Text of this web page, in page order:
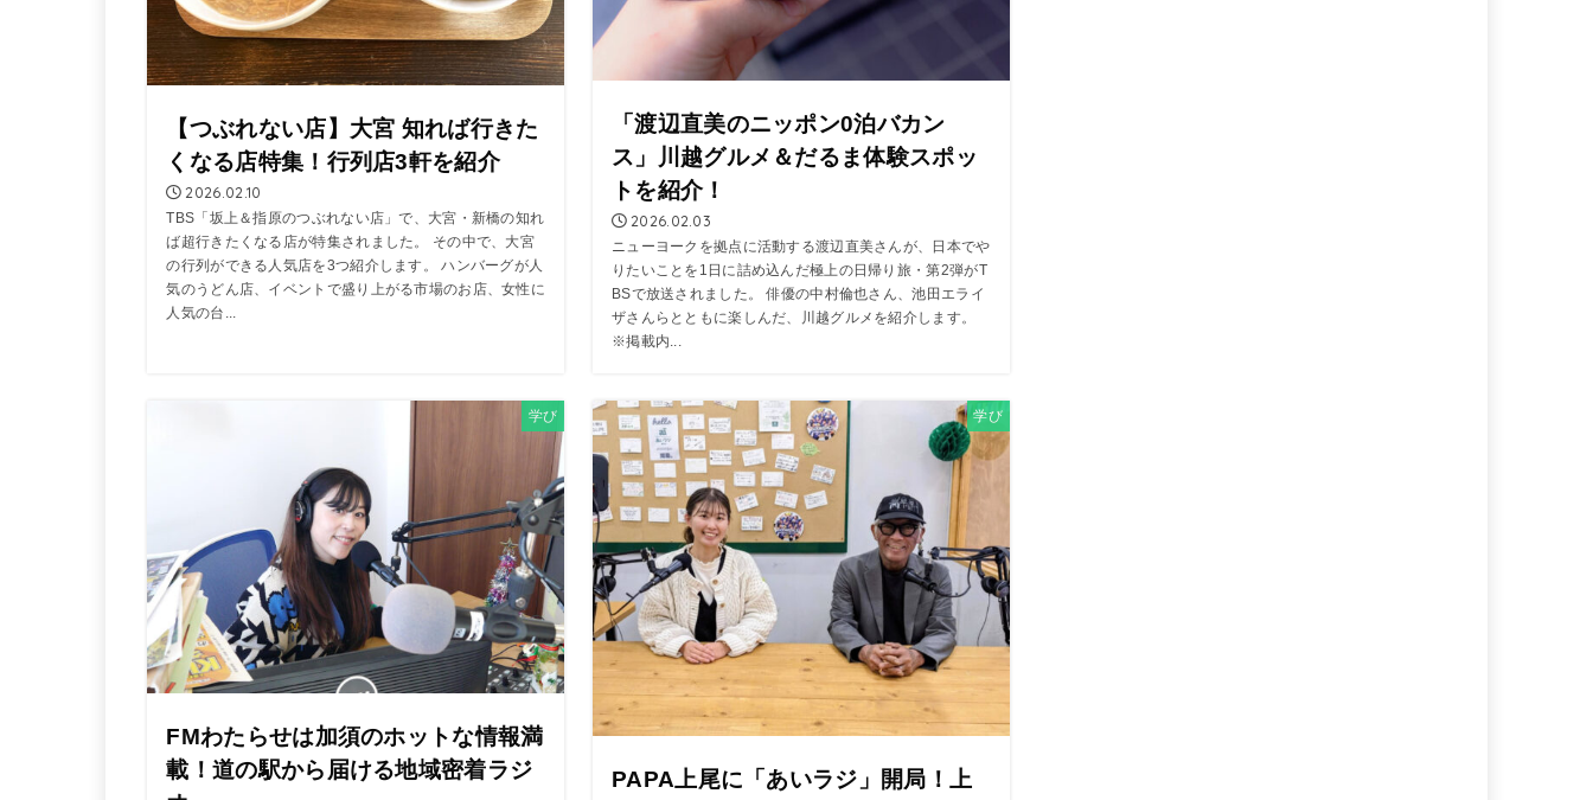
【つぶれない店】大宮 知れば行きた
くなる店特集！行列店3軒を紹介
2026.02.10
TBS「坂上＆指原のつぶれない店」で、大宮・新橋の知れ
ば超行きたくなる店が特集されました。 その中で、大宮
の行列ができる人気店を3つ紹介します。 ハンバーグが人
気のうどん店、イベントで盛り上がる市場のお店、女性に
人気の台...
「渡辺直美のニッポン0泊バカン
ス」川越グルメ＆だるま体験スポッ
トを紹介！
2026.02.03
ニューヨークを拠点に活動する渡辺直美さんが、日本でや
りたいことを1日に詰め込んだ極上の日帰り旅・第2弾がT
BSで放送されました。 俳優の中村倫也さん、池田エライ
ザさんらとともに楽しんだ、川越グルメを紹介します。
※掲載内...
学び
FMわたらせは加須のホットな情報満
載！道の駅から届ける地域密着ラジ
学び
PAPA上尾に「あいラジ」開局！上